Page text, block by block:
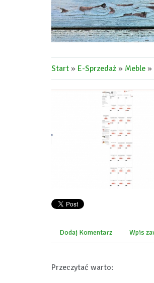
Start » E-Sprzedaż » Meble »
Dodaj Komentarz Wpis
Przeczytać warto: